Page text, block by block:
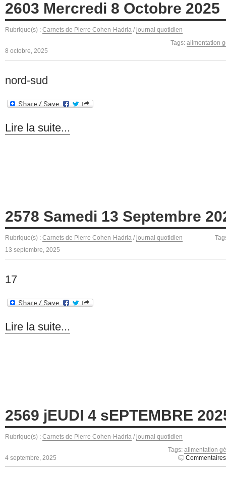
2603 Mercredi 8 Octobre 2025
Rubrique(s) : Carnets de Pierre Cohen-Hadria / journal quotidien
Tags: alimentation
8 octobre, 2025
nord-sud
Lire la suite...
2578 Samedi 13 Septembre
Rubrique(s) : Carnets de Pierre Cohen-Hadria / journal quotidien
13 septembre, 2025
17
Lire la suite...
2569 jEUDI 4 sEPTEMBRE
Rubrique(s) : Carnets de Pierre Cohen-Hadria / journal quotidien
Tags: alimentation
4 septembre, 2025